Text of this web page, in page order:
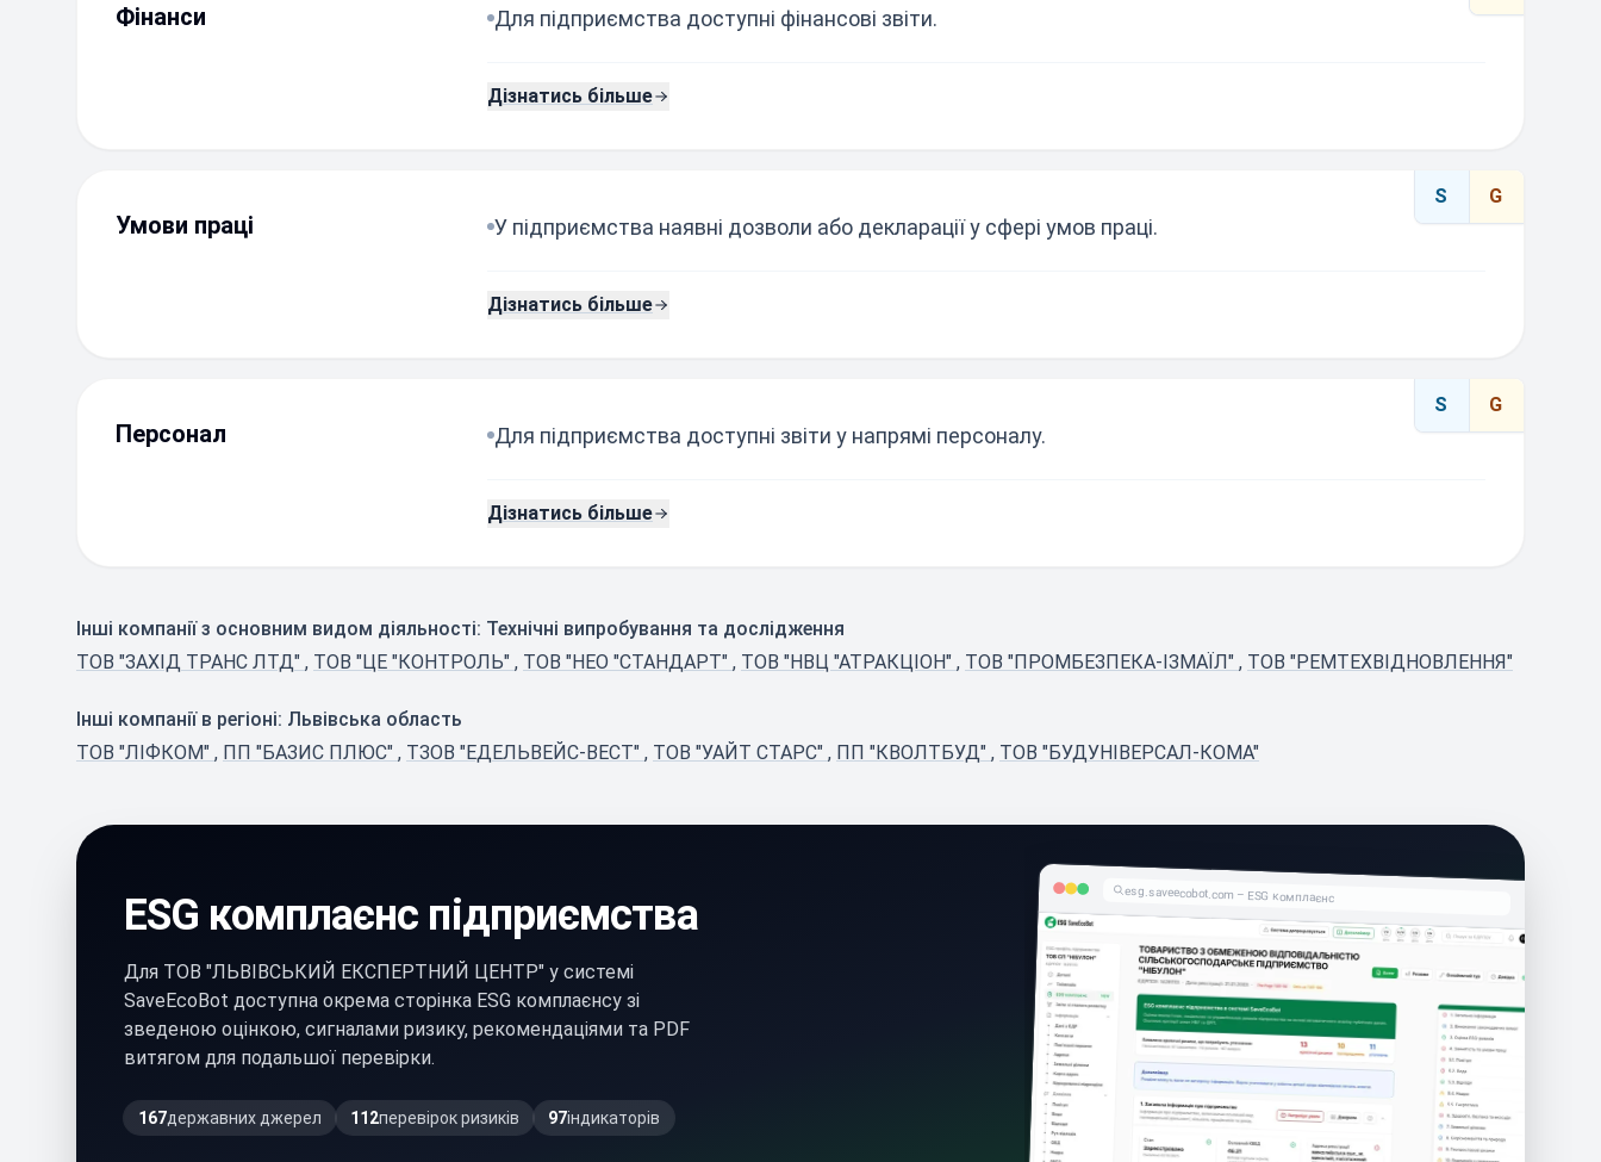
Фінанси Для підприємства доступні фінансові звіти.
Дізнатись більше
S G
Умови праці У підприємства наявні дозволи або декларації у сфері умов праці.
Дізнатись більше
S G
Персонал Для підприємства доступні звіти у напрямі персоналу.
Дізнатись більше
Інші компанії з основним видом діяльності: Технічні випробування та дослідження
ТОВ "ЗАХІД ТРАНС ЛТД" , ТОВ "ЦЕ "КОНТРОЛЬ" , ТОВ "НЕО "СТАНДАРТ" , ТОВ "НВЦ "АТРАКЦІОН" , ТОВ "ПРОМБЕЗПЕКА-ІЗМАЇЛ" , ТОВ "РЕМТЕХВІДНОВЛЕННЯ"
Інші компанії в регіоні: Львівська область
ТОВ "ЛІФКОМ" , ПП "БАЗИС ПЛЮС" , ТЗОВ "ЕДЕЛЬВЕЙС-ВЕСТ" , ТОВ "УАЙТ СТАРС" , ПП "КВОЛТБУД" , ТОВ "БУДУНІВЕРСАЛ-КОМА"
ESG комплаєнс підприємства
Для ТОВ "ЛЬВІВСЬКИЙ ЕКСПЕРТНИЙ ЦЕНТР" у системі
SaveEcoBot доступна окрема сторінка ESG комплаєнсу зі
зведеною оцінкою, сигналами ризику, рекомендаціями та PDF
витягом для подальшої перевірки.
167державних джерел 112перевірок ризиків 97індикаторів
esg.saveecobot.com – ESG комплаєнс